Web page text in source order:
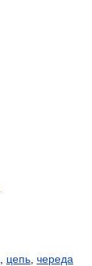
цепь череда